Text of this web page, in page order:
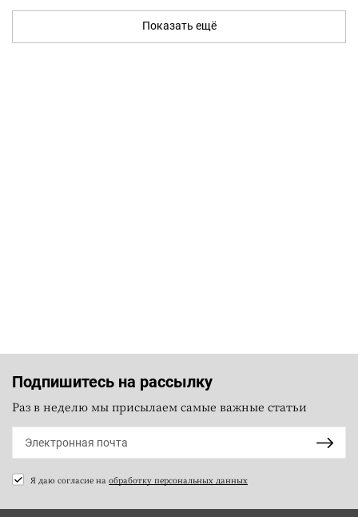
Показать ещё
Подпишитесь на рассылку
Раз в неделю мы присылаем самые важные статьи
Я даю согласие на обработку персональных данных